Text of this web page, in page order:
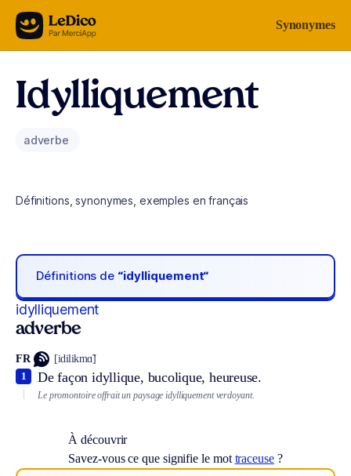
Aller au contenu Synonymes
Idylliquement
adverbe
Définitions, synonymes, exemples en français
Définitions de “idylliquement“
idylliquement
adverbe
FR [idilikmɑ̃]
De façon idyllique, bucolique, heureuse.
1
Le promontoire offrait un paysage idylliquement verdoyant.
À découvrir
Savez-vous ce que signifie le mot traceuse?